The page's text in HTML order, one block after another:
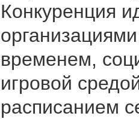
Конкуренция
временем,
игровой
расписанием